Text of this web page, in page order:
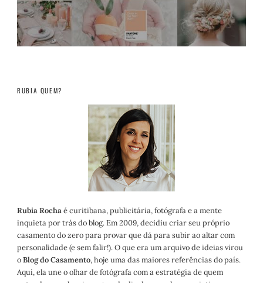
RUBIA QUEM?
Rubia Rochaé curitibana, publicitária, fotógrafa e a mente
inquieta por trás do blog. Em 2009, decidiu criar seu próprio
casamento do zero para provar que dá para subir ao altar com
personalidade (e sem falir!). O que era um arquivo de ideias virou
oBlog do Casamento, hoje uma das maiores referências do país.
Aqui, ela une o olhar de fotógrafa com a estratégia de quem